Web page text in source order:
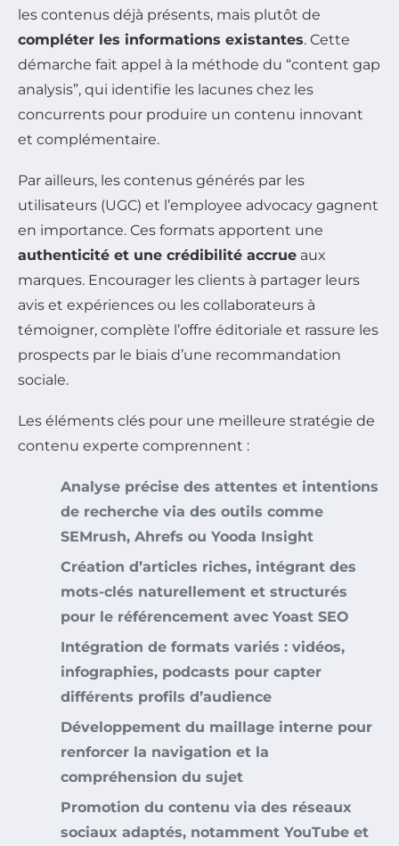
les contenus déjà présents, mais plutôt de
compléter les informations existantes. Cette
démarche fait appel à la méthode du “content gap
analysis”, qui identifie les lacunes chez les
concurrents pour produire un contenu innovant
et complémentaire.
Par ailleurs, les contenus générés par les
utilisateurs (UGC) et l’employee advocacy gagnent
en importance. Ces formats apportent une
authenticité et une crédibilité accrue aux
marques. Encourager les clients à partager leurs
avis et expériences ou les collaborateurs à
témoigner, complète l’offre éditoriale et rassure les
prospects par le biais d’une recommandation
sociale.
Les éléments clés pour une meilleure stratégie de
contenu experte comprennent :
Analyse précise des attentes et intentions
de recherche via des outils comme
SEMrush, Ahrefs ou Yooda Insight
Création d’articles riches, intégrant des
mots-clés naturellement et structurés
pour le référencement avec Yoast SEO
Intégration de formats variés : vidéos,
infographies, podcasts pour capter
différents profils d’audience
Développement du maillage interne pour
renforcer la navigation et la
compréhension du sujet
Promotion du contenu via des réseaux
sociaux adaptés, notamment YouTube et